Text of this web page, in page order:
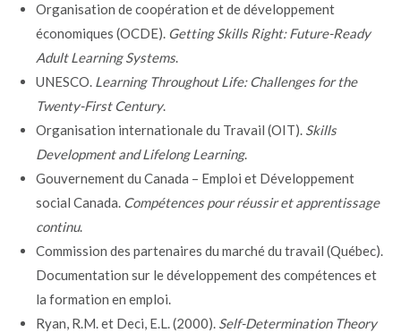
Organisation de coopération et de développement
économiques (OCDE). Getting Skills Right: Future-Ready
Adult Learning Systems.
UNESCO. Learning Throughout Life: Challenges for the
Twenty-First Century.
Organisation internationale du Travail (OIT). Skills
Development and Lifelong Learning.
Gouvernement du Canada – Emploi et Développement
social Canada. Compétences pour réussir et apprentissage
continu.
Commission des partenaires du marché du travail (Québec).
Documentation sur le développement des compétences et
la formation en emploi.
Ryan, R.M. et Deci, E.L. (2000). Self-Determination Theory